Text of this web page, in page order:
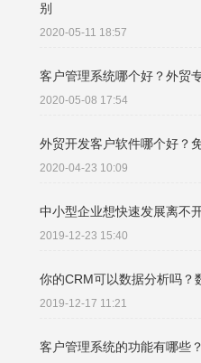
别
2020-05-11 18:57
客户管理系统哪个好？外贸
2020-05-08 17:54
外贸开发客户软件哪个好？
2020-04-23 10:09
中小型企业想快速发展离不
2019-12-23 15:40
你的CRM可以数据分析吗？
2019-12-17 11:21
客户管理系统的功能有哪些